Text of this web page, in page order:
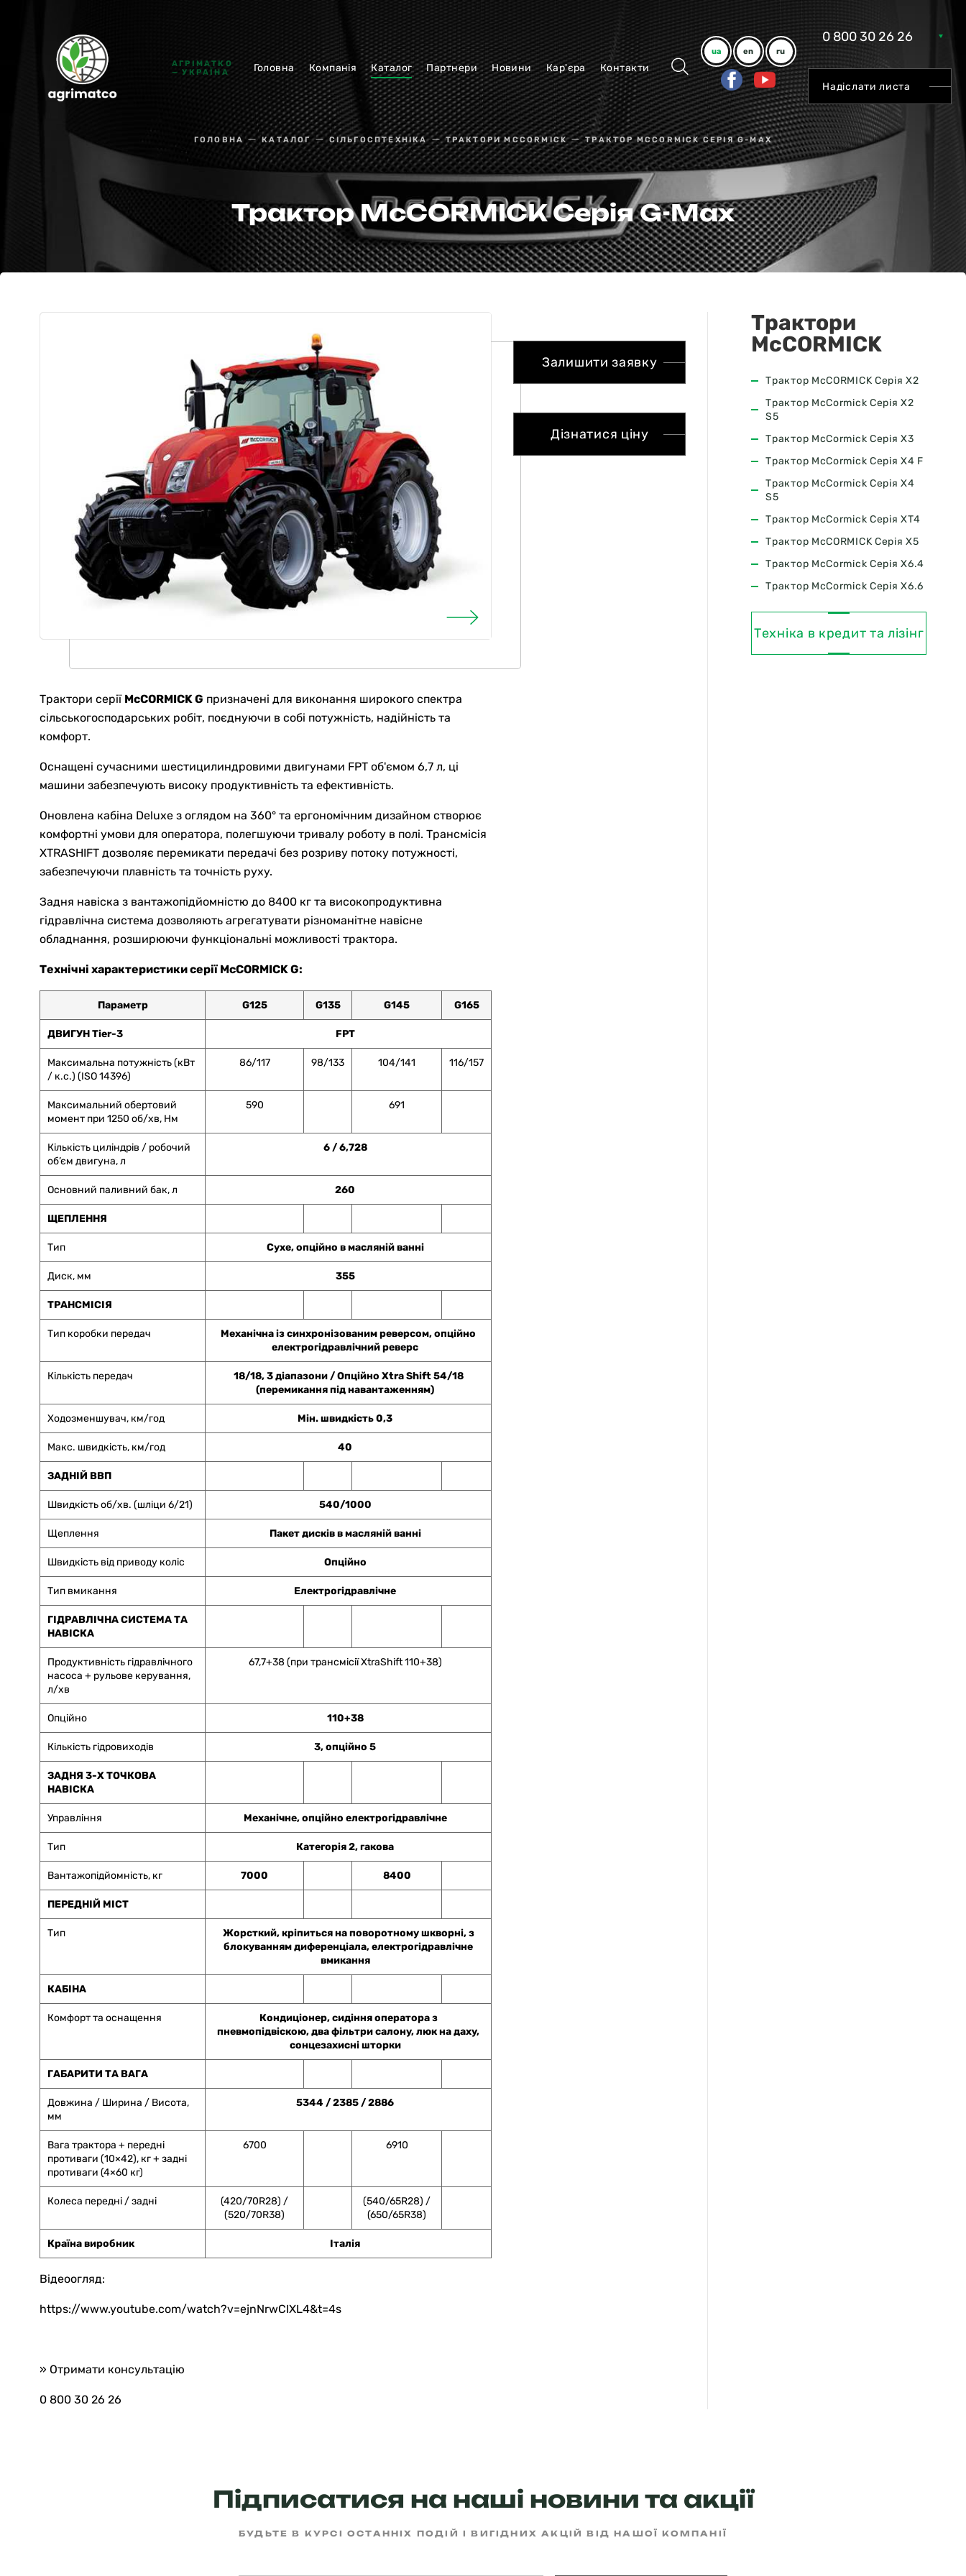
АГРІМАТКО
— УКРАЇНА
Головна Компанiя Каталог Партнери Новини Кар'єра Контакти
ua en ru
0 800 30 26 26
Надіслати листа
ГОЛОВНА КАТАЛОГ СІЛЬГОСПТЕХНІКА ТРАКТОРИ MCCORMICK ТРАКТОР MCCORMICK СЕРІЯ G-MAX
Трактор McCORMICK Серія G-Max
Трактори серії McCORMICK G призначені для виконання широкого спектра
сільськогосподарських робіт, поєднуючи в собі потужність, надійність та
комфорт.
Оснащені сучасними шестицилиндровими двигунами FPT об'ємом 6,7 л, ці
машини забезпечують високу продуктивність та ефективність.
Оновлена кабіна Deluxe з оглядом на 360° та ергономічним дизайном створює
комфортні умови для оператора, полегшуючи тривалу роботу в полі. Трансмісія
XTRASHIFT дозволяє перемикати передачі без розриву потоку потужності,
забезпечуючи плавність та точність руху.
Задня навіска з вантажопідйомністю до 8400 кг та високопродуктивна
гідравлічна система дозволяють агрегатувати різноманітне навісне
обладнання, розширюючи функціональні можливості трактора.
Технічні характеристики серії McCORMICK G:
Параметр G125 G135 G145 G165
ДВИГУН Tier-3 FPT
Максимальна потужність (кВт
/ к.с.) (ISO 14396)
86/117 98/133 104/141 116/157
Максимальний обертовий
момент при 1250 об/хв, Нм
590 691
Кількість циліндрів / робочий
об’єм двигуна, л
6 / 6,728
Основний паливний бак, л 260
ЩЕПЛЕННЯ
Тип Сухе, опційно в масляній ванні
Диск, мм 355
ТРАНСМІСІЯ
Тип коробки передач
Механічна із синхронізованим реверсом, опційно
електрогідравлічний реверс
Кількість передач
18/18, 3 діапазони / Опційно Xtra Shift 54/18
(перемикання під навантаженням)
Ходозменшувач, км/год Мін. швидкість 0,3
Макс. швидкість, км/год 40
ЗАДНІЙ ВВП
Швидкість об/хв. (шліци 6/21) 540/1000
Щеплення Пакет дисків в масляній ванні
Швидкість від приводу коліс Опційно
Тип вмикання Електрогідравлічне
ГІДРАВЛІЧНА СИСТЕМА ТА
НАВІСКА
Продуктивність гідравлічного
насоса + рульове керування,
л/хв
67,7+38 (при трансмісії XtraShift 110+38)
Опційно 110+38
Кількість гідровиходів 3, опційно 5
ЗАДНЯ 3-Х ТОЧКОВА
НАВІСКА
Управління Механічне, опційно електрогідравлічне
Тип Категорія 2, гакова
Вантажопідйомність, кг 7000 8400
ПЕРЕДНІЙ МІСТ
Тип
Жорсткий, кріпиться на поворотному шкворні, з
блокуванням диференціала, електрогідравлічне
вмикання
КАБІНА
Комфорт та оснащення
Кондиціонер, сидіння оператора з
пневмопідвіскою, два фільтри салону, люк на даху,
сонцезахисні шторки
ГАБАРИТИ ТА ВАГА
Довжина / Ширина / Висота,
мм
5344 / 2385 / 2886
Вага трактора + передні
противаги (10×42), кг + задні
противаги (4×60 кг)
6700 6910
Колеса передні / задні
(420/70R28) /
(520/70R38)
(540/65R28) /
(650/65R38)
Країна виробник Італія
Відеоогляд:
https://www.youtube.com/watch?v=ejnNrwCIXL4&t=4s
» Отримати консультацію
0 800 30 26 26
Залишити заявку
Дізнатися ціну
Трактори
McCORMICK
Трактор McCORMICK Серія X2
Трактор McCormick Серія X2
S5
Трактор McCormick Серія Х3
Трактор McCormick Серія X4 F
Трактор McCormick Серія X4
S5
Трактор McCormick Серія XT4
Трактор McCORMICK Серія X5
Трактор McCormick Серія X6.4
Трактор McCormick Серія X6.6
Техніка в кредит та лізінг
Підписатися на наші новини та акції
БУДЬТЕ В КУРСІ ОСТАННІХ ПОДІЙ І ВИГІДНИХ АКЦІЙ ВІД НАШОЇ КОМПАНІЇ